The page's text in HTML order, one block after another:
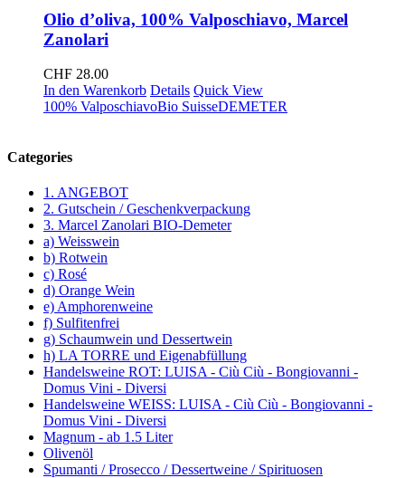
Olio d’oliva, 100% Valposchiavo, Marcel
Zanolari
CHF 28.00
In den Warenkorb Details Quick View
100% ValposchiavoBio SuisseDEMETER
Categories
1. ANGEBOT
2. Gutschein / Geschenkverpackung
3. Marcel Zanolari BIO-Demeter
a) Weisswein
b) Rotwein
c) Rosé
d) Orange Wein
e) Amphorenweine
f) Sulfitenfrei
g) Schaumwein und Dessertwein
h) LA TORRE und Eigenabfüllung
Handelsweine ROT: LUISA - Ciù Ciù - Bongiovanni -
Domus Vini - Diversi
Handelsweine WEISS: LUISA - Ciù Ciù - Bongiovanni -
Domus Vini - Diversi
Magnum - ab 1.5 Liter
Olivenöl
Spumanti / Prosecco / Dessertweine / Spirituosen